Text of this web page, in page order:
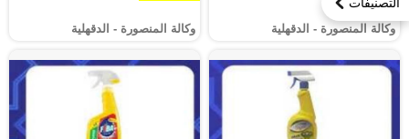
وكالة المنصورة - الدقهلية‎ وكالة المنصورة - الدقهلية‎